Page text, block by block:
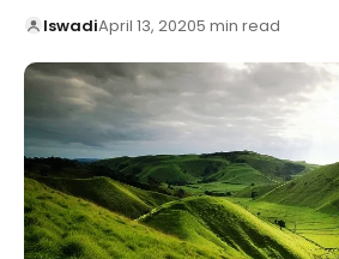
IswadiApril 13, 20205 min read